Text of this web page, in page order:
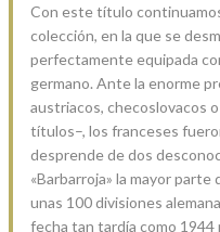
Con este título
colección, en la que se
perfectamente equipada
germano. Ante la enorme
austriacos, checoslovacos
títulos–, los franceses
desprende de dos
«Barbarroja» la mayor
unas 100 divisiones
fecha tan tardía como 1944